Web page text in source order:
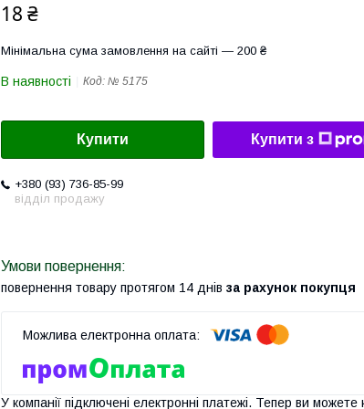
18 ₴
Мінімальна сума замовлення на сайті — 200 ₴
В наявності Код: № 5175
Купити Купити з
+380 (93) 736-85-99
відділ продажу
повернення товару протягом 14 днів за рахунок покупця
У компанії підключені електронні платежі. Тепер ви можете